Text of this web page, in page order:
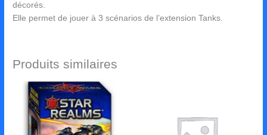
décorés.
Elle permet de jouer à 3 scénarios de l’extension Tanks.
Produits similaires